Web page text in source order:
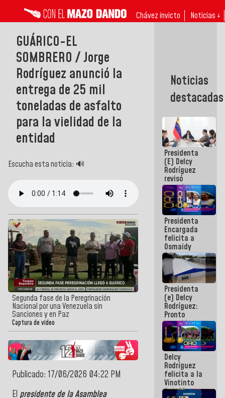
Chávez invicto Noticias ↓
GUÁRICO-EL
SOMBRERO / Jorge
Rodríguez anunció la
entrega de 25 mil
toneladas de asfalto
para la vielidad de la
entidad
Escucha esta noticia: 🔊
Segunda fase de la Peregrinación
Nacional por una Venezuela sin
Sanciones y en Paz
Captura de video
Publicado: 17/06/2026 04:22 PM
El presidente de la Asamblea
Noticias
destacadas
Presidenta
(E) Delcy
Rodríguez
revisó
agenda
económica y
ejecución de
fondos de
emergencia
post-sismos
Presidenta
Encargada
felicita a
Osmaidy
Arias y
Giraly
Marcano por
hacer
historia en
los
Centroamericanos
Presidenta
(e) Delcy
Rodríguez:
Pronto
restableceremos
las
operaciones
en el
Aeropuerto
Internacional
de
Maiquetía
Delcy
Rodríguez
felicita a la
Vinotinto
Sub 20